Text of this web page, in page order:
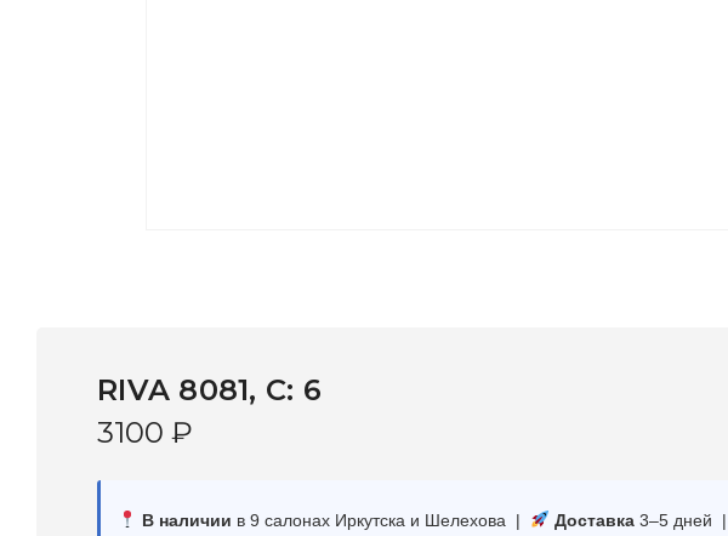
RIVA 8081, С: 6
3100 ₽
В наличии в 9 салонах Иркутска и Шелехова | Доставка3–5 дней |